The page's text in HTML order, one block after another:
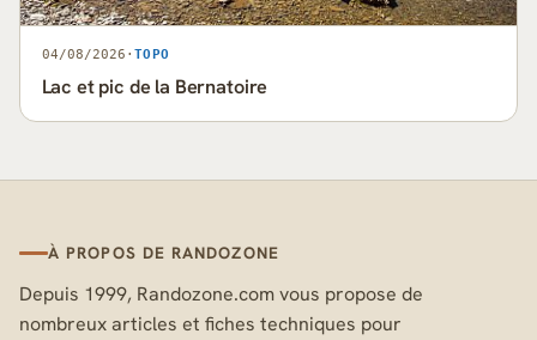
04/08/2026 · TOPO
Lac et pic de la Bernatoire
À PROPOS DE RANDOZONE
Depuis 1999, Randozone.com vous propose de
nombreux articles et fiches techniques pour